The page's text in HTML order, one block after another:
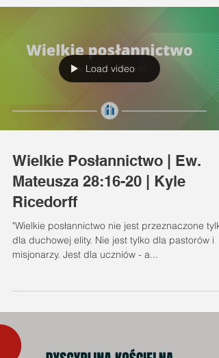
Load video
Wielkie Posłannictwo | Ew.
Mateusza 28:16-20 | Kyle
Ricedorff
"Wielkie posłannictwo nie jest przeznaczone
dla duchowej elity. Nie jest tylko dla pastorów i
misjonarzy. Jest dla uczniów - a...